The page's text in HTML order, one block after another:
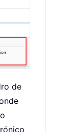
de